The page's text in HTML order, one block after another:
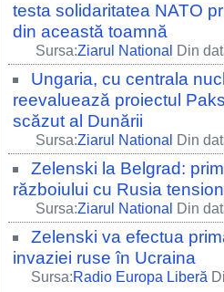
testa solidaritatea NATO
din această toamnă
Sursa:Ziarul National Din
Ungaria, cu centrala
reevaluează proiectul
scăzut al Dunării
Sursa:Ziarul National Din
Zelenski la Belgrad:
războiului cu Rusia
Sursa:Ziarul National Din
Zelenski va efectua
invaziei ruse în Ucraina
Sursa:Radio Europa Liberă